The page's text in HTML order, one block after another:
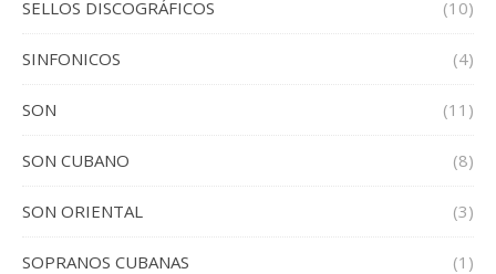
SELLOS DISCOGRÁFICOS (10)
SINFONICOS (4)
SON (11)
SON CUBANO (8)
SON ORIENTAL (3)
SOPRANOS CUBANAS (1)